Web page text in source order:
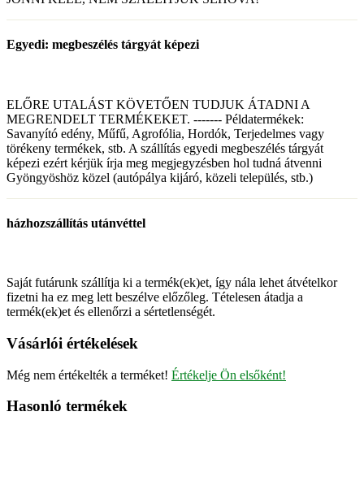
Egyedi: megbeszélés tárgyát képezi
ELŐRE UTALÁST KÖVETŐEN TUDJUK ÁTADNI A
MEGRENDELT TERMÉKEKET. ------- Példatermékek:
Savanyító edény, Műfű, Agrofólia, Hordók, Terjedelmes vagy
törékeny termékek, stb. A szállítás egyedi megbeszélés tárgyát
képezi ezért kérjük írja meg megjegyzésben hol tudná átvenni
Gyöngyöshöz közel (autópálya kijáró, közeli település, stb.)
házhozszállítás utánvéttel
Saját futárunk szállítja ki a termék(ek)et, így nála lehet átvételkor
fizetni ha ez meg lett beszélve előzőleg. Tételesen átadja a
termék(ek)et és ellenőrzi a sértetlenségét.
Vásárlói értékelések
Még nem értékelték a terméket! Értékelje Ön elsőként!
Hasonló termékek